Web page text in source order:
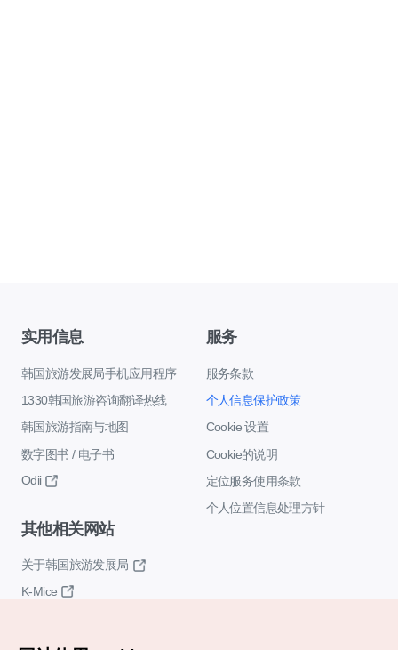
实用信息
韩国旅游发展局手机应用程序
1330韩国旅游咨询翻译热线
韩国旅游指南与地图
数字图书 / 电子书
Odii
服务
服务条款
个人信息保护政策
Cookie 设置
Cookie的说明
定位服务使用条款
个人位置信息处理方针
其他相关网站
关于韩国旅游发展局
K-Mice